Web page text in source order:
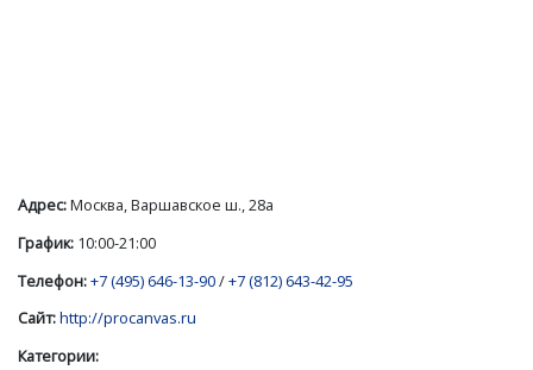
Адрес:Москва, Варшавское ш., 28а
График: 10:00-21:00
Телефон:+7 (495) 646-13-90/+7 (812) 643-42-95
Сайт:http://procanvas.ru
Категории: